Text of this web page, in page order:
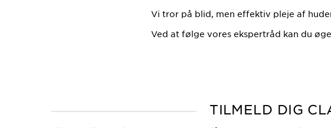
Vi tror på blid, men effektiv pleje af
Ved at følge vores ekspertråd kan du
TILMELD DIG